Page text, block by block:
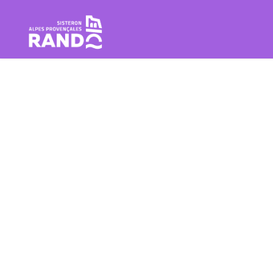
Wandern im Herzen der